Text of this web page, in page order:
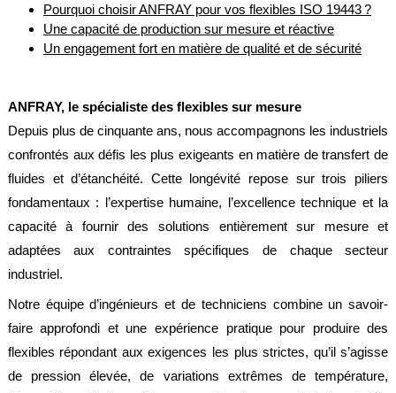
Laiteries
Véhicules
utilitaires
Nucléaire
/
PMUC
Viticulture
Chimie
et
Pétrochimie
Cosméto
Pharma
Ferroviaire
Pourquoi choisir ANFRAY pour vos flexibles ISO 19443 ?
Une capacité de production sur mesure et réactive
Un engagement fort en matière de qualité et de sécurité
ANFRAY, le spécialiste des flexibles sur mesure
Depuis plus de cinquante ans, nous accompagnons les industriels
confrontés aux défis les plus exigeants en matière de transfert de
fluides et d’étanchéité. Cette longévité repose sur trois piliers
fondamentaux : l’expertise humaine, l’excellence technique et la
capacité à fournir des solutions entièrement sur mesure et
adaptées aux contraintes spécifiques de chaque secteur
industriel.
Notre équipe d’ingénieurs et de techniciens combine un savoir-
faire approfondi et une expérience pratique pour produire des
flexibles répondant aux exigences les plus strictes, qu’il s’agisse
de pression élevée, de variations extrêmes de température,